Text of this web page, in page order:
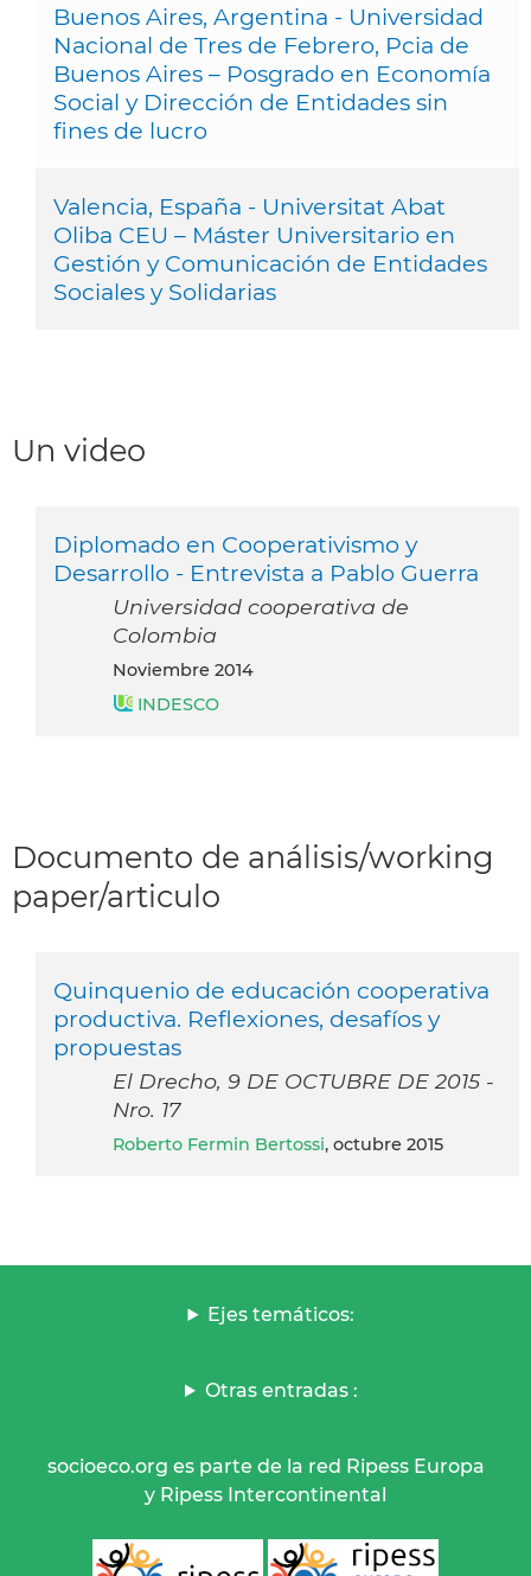
Buenos Aires, Argentina - Universidad
Nacional de Tres de Febrero, Pcia de
Buenos Aires – Posgrado en Economía
Social y Dirección de Entidades sin
fines de lucro
Valencia, España - Universitat Abat
Oliba CEU – Máster Universitario en
Gestión y Comunicación de Entidades
Sociales y Solidarias
Un video
Diplomado en Cooperativismo y
Desarrollo - Entrevista a Pablo Guerra
Universidad cooperativa de
Colombia
noviembre 2014
INDESCO
Documento de análisis/working
paper/articulo
Quinquenio de educación cooperativa
productiva. Reflexiones, desafíos y
propuestas
El Drecho, 9 DE OCTUBRE DE 2015 -
Nro. 17
Roberto Fermin Bertossi, octubre 2015
Ejes temáticos:
Otras entradas :
socioeco.org es parte de la red Ripess Europa
y Ripess Intercontinental